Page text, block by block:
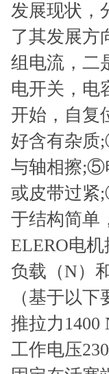
发展现状，
了其发展方
组电流，二
电开关，电
开始，自复
好含有杂质
与轴相擦;⑤
或皮带过紧
于结构简单
ELERO电机
负载（N）
（基于以下
推拉力1400
工作电压